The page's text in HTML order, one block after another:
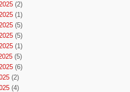
(2)
(1)
(5)
(5)
(1)
(5)
(6)
(2)
(4)